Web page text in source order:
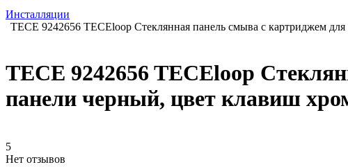
Инсталляции
TECE 9242656 TECEloop Стеклянная панель смыва с картриджем
TECE 9242656 TECEloop
панели черный, цвет клавиш
5
Нет отзывов